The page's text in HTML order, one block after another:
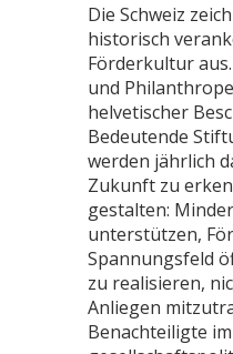
Die Schweiz
historisch
Förderkultur
und
helvetischer
Bedeutende
werden jährlich
Zukunft zu
gestalten:
unterstützen,
Spannungsfeld
zu realisieren,
Anliegen
Benachteiligte